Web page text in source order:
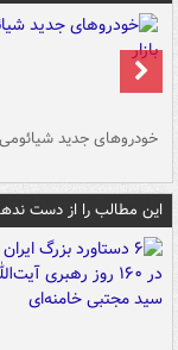
خودروهای جدید شیائومی
این مطالب را از دست